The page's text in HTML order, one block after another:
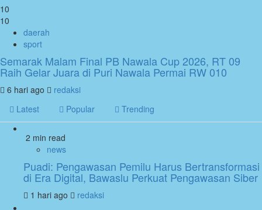
10
10
daerah
sport
Semarak Malam Final PB Nawala Cup 2026, RT 09
Raih Gelar Juara di Puri Nawala Permai RW 010
6 hari ago
redaksi
Latest
Popular Trending
2 min read
news
Puadi: Pengawasan Pemilu Harus Bertransformasi
di Era Digital, Bawaslu Perkuat Pengawasan Siber
1 hari ago
redaksi